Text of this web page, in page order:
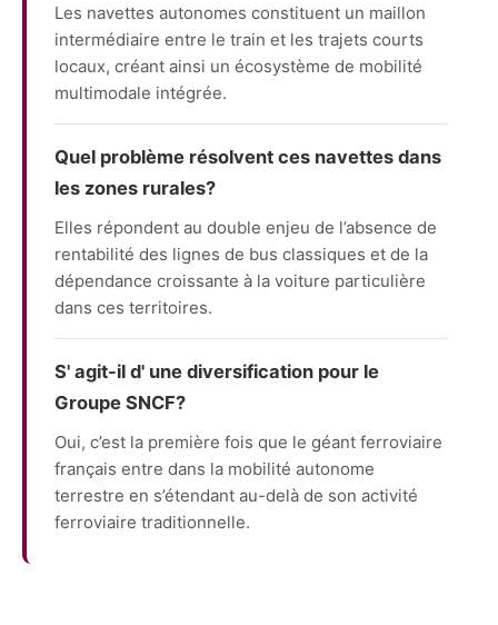
Les navettes autonomes constituent un maillon
intermédiaire entre le train et les trajets courts
locaux, créant ainsi un écosystème de mobilité
multimodale intégrée.
Quel problème résolvent ces navettes dans
les zones rurales?
Elles répondent au double enjeu de l’absence de
rentabilité des lignes de bus classiques et de la
dépendance croissante à la voiture particulière
dans ces territoires.
S' agit-il d' une diversification pour le
Groupe SNCF?
Oui, c’est la première fois que le géant ferroviaire
français entre dans la mobilité autonome
terrestre en s’étendant au-delà de son activité
ferroviaire traditionnelle.